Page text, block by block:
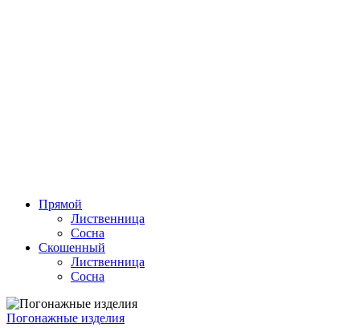
Прямой
Лиственница
Сосна
Скошенный
Лиственница
Сосна
Погонажные изделия